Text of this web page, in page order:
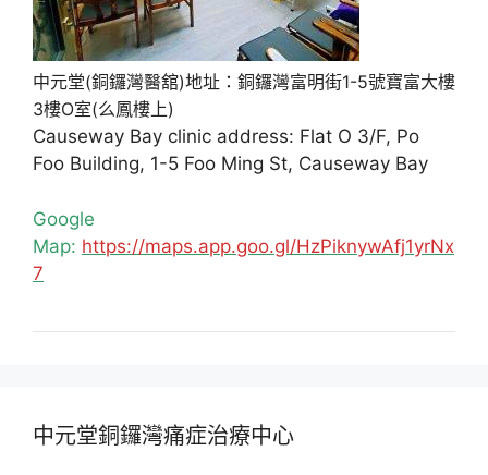
中元堂(銅鑼灣醫舘)地址：銅鑼灣富明街1-5號寶富大樓
3樓O室(么鳳樓上)
Causeway Bay clinic address: Flat O 3/F, Po
Foo Building, 1-5 Foo Ming St, Causeway Bay
Google
Map: https://maps.app.goo.gl/HzPiknywAfj1yrNx
7
中元堂銅鑼灣痛症治療中心